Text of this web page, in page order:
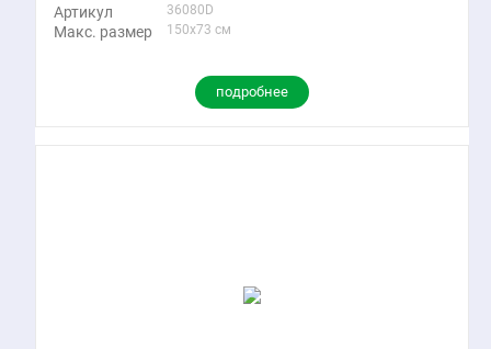
Артикул 36080D
Макс. размер 150x73 см
подробнее